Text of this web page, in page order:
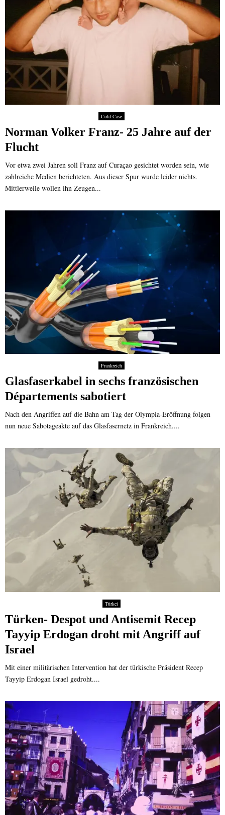
Cold Case
Norman Volker Franz- 25 Jahre auf der
Flucht
Vor etwa zwei Jahren soll Franz auf Curaçao gesichtet worden sein, wie
zahlreiche Medien berichteten. Aus dieser Spur wurde leider nichts.
Mittlerweile wollen ihn Zeugen...
Frankreich
Glasfaserkabel in sechs französischen
Départements sabotiert
Nach den Angriffen auf die Bahn am Tag der Olympia-Eröffnung folgen
nun neue Sabotageakte auf das Glasfasernetz in Frankreich....
Türkei
Türken- Despot und Antisemit Recep
Tayyip Erdogan droht mit Angriff auf
Israel
Mit einer militärischen Intervention hat der türkische Präsident Recep
Tayyip Erdogan Israel gedroht....